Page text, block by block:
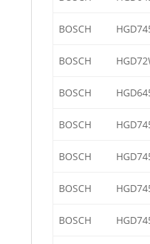
BOSCH
BOSCH
BOSCH
BOSCH
BOSCH
BOSCH
BOSCH